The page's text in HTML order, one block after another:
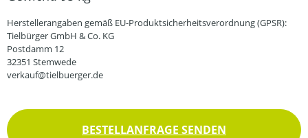
Herstellerangaben gemäß EU-Produktsicherheitsverordnung (GPSR):
Tielbürger GmbH & Co. KG
Postdamm 12
32351 Stemwede
verkauf@tielbuerger.de
BESTELLANFRAGE SENDEN